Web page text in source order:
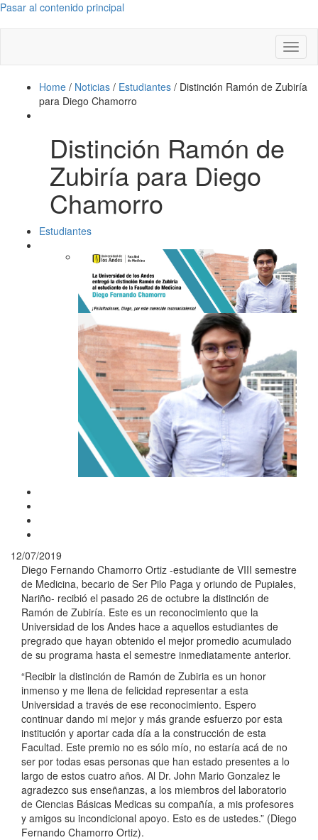
Pasar al contenido principal
Home / Noticias / Estudiantes / Distinción Ramón de Zubiría
para Diego Chamorro
Distinción Ramón de
Zubiría para Diego
Chamorro
Estudiantes
12/07/2019
Diego Fernando Chamorro Ortiz -estudiante de VIII semestre
de Medicina, becario de Ser Pilo Paga y oriundo de Pupiales,
Nariño- recibió el pasado 26 de octubre la distinción de
Ramón de Zubiría. Este es un reconocimiento que la
Universidad de los Andes hace a aquellos estudiantes de
pregrado que hayan obtenido el mejor promedio acumulado
de su programa hasta el semestre inmediatamente anterior.
“Recibir la distinción de Ramón de Zubiria es un honor
inmenso y me llena de felicidad representar a esta
Universidad a través de ese reconocimiento. Espero
continuar dando mi mejor y más grande esfuerzo por esta
institución y aportar cada día a la construcción de esta
Facultad. Este premio no es sólo mío, no estaría acá de no
ser por todas esas personas que han estado presentes a lo
largo de estos cuatro años. Al Dr. John Mario Gonzalez le
agradezco sus enseñanzas, a los miembros del laboratorio
de Ciencias Básicas Medicas su compañía, a mis profesores
y amigos su incondicional apoyo. Esto es de ustedes.” (Diego
Fernando Chamorro Ortiz).